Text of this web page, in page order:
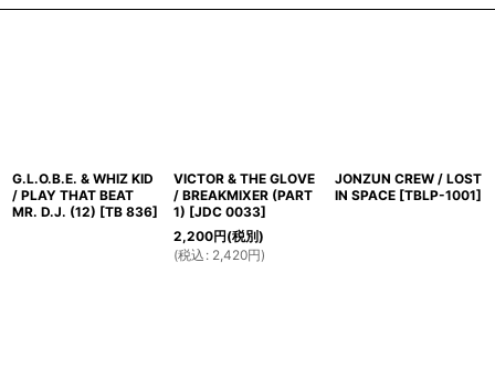
G.L.O.B.E. & WHIZ KID
/ PLAY THAT BEAT
MR. D.J. (12) [TB 836]
VICTOR & THE GLOVE
/ BREAKMIXER (PART
1) [JDC 0033]
2,200円(税別)
(税込 : 2,420円)
JONZUN CREW / LOST
IN SPACE [TBLP-1001]